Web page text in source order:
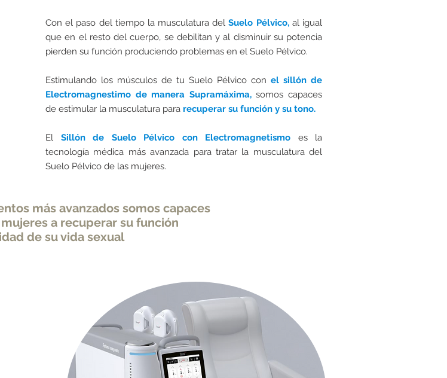
Con el paso del tiempo la musculatura delSuelo Pélvico,al igual
que en el resto del cuerpo, se debilitan y al disminuir su potencia
pierden su función produciendo problemas en el Suelo Pélvico.
Estimulando los músculos de tu Suelo Pélvico con el sillón de
Electromagnestimo de manera Supramáxima, somos capaces
de estimular la musculatura para recuperar su función y su tono.
El Sillón de Suelo Pélvico con Electromagnetismo
es la
tecnología médica más avanzada para tratar la musculatura del
Suelo Pélvico de las mujeres.
más avanzados somos capaces
a recuperar su función
de su vida sexual